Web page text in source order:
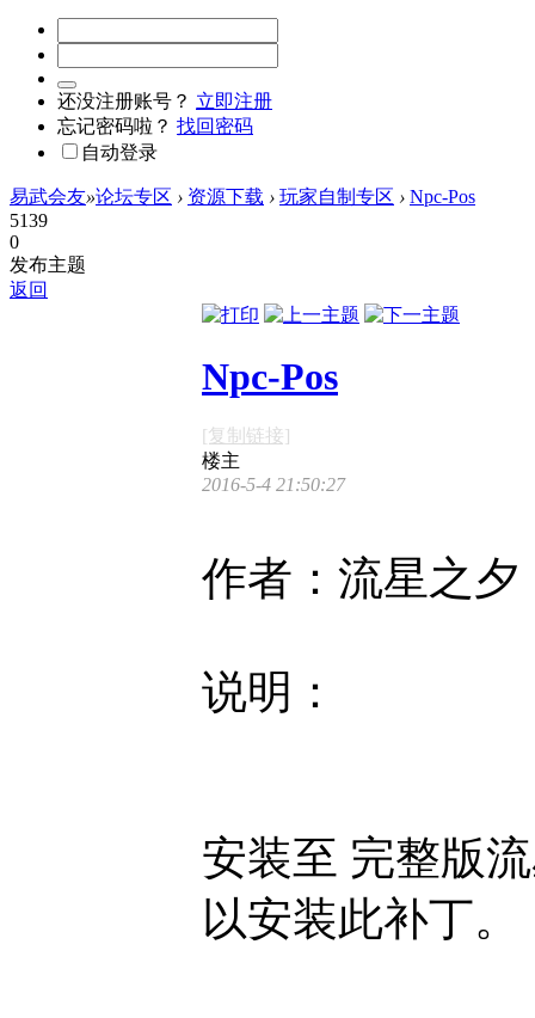
还没注册账号？ 立即注册
忘记密码啦？ 找回密码
自动登录
易武会友»论坛专区 › 资源下载 › 玩家自制专区 › Npc-Pos
5139
0
发布主题
返回
Npc-Pos
[复制链接]
楼主
2016-5-4 21:50:27
作者：流星之夕
说明：
安装至 完整版
以安装此补丁。